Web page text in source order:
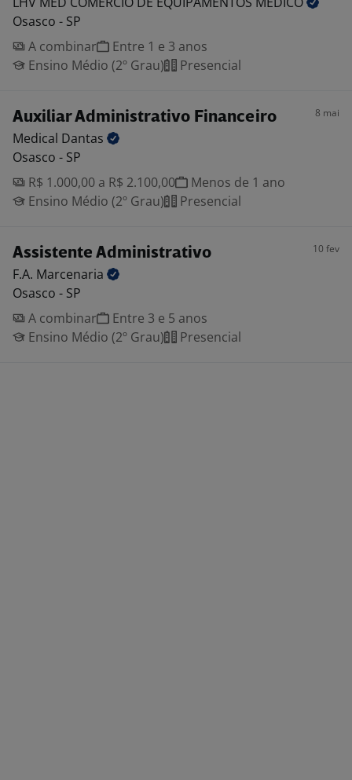
Osasco - SP
A combinar
Entre 1 e 3 anos
Ensino Médio (2º Grau)
Presencial
Auxiliar Administrativo Financeiro 8 mai
Medical Dantas
Osasco - SP
R$ 1.000,00 a R$ 2.100,00
Menos de 1 ano
Ensino Médio (2º Grau)
Presencial
Assistente Administrativo 10 fev
F.A. Marcenaria
Osasco - SP
A combinar
Entre 3 e 5 anos
Ensino Médio (2º Grau)
Presencial